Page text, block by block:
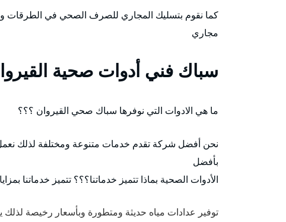
كما نقوم بتسليك المجاري للصرف الصحي في الطرقات
مجاري
سباك فني أدوات صحية
ما هي الادوات التي نوفرها سباك صحي القيروان ؟؟؟
نحن أفضل شركة تقدم خدمات متنوعة ومختلفة لذلك
بأفضل
الأدوات الصحية بماذا تتميز خدماتنا؟؟؟ تتميز خدماتنا
توفير عدادات مياه حديثة ومتطورة وبأسعار رخيصة